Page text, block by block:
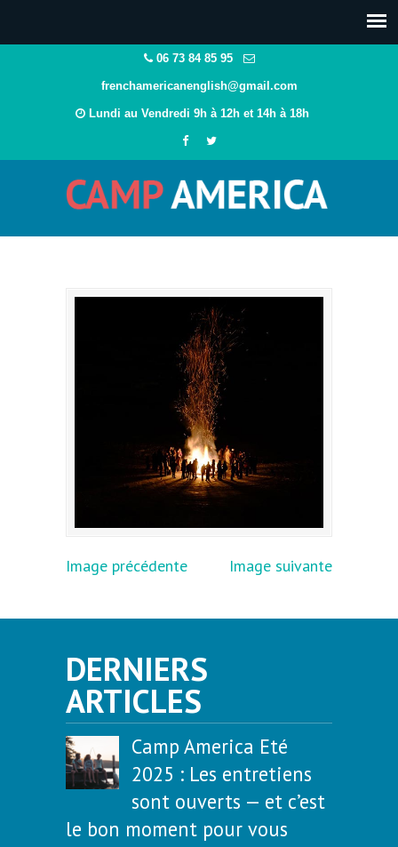
06 73 84 85 95
frenchamericanenglish@gmail.com
Lundi au Vendredi 9h à 12h et 14h à 18h
Image précédente Image suivante
DERNIERS
ARTICLES
Camp America Eté
2025 : Les entretiens
sont ouverts — et c’est
le bon moment pour vous